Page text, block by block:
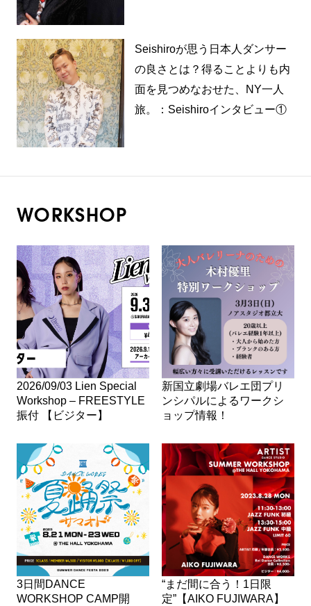
Seishiroが思う日本人ダンサー
の良さとは？得ることよりも内
面を見つめなおせた、NY一人
旅。：Seishiroインタビュー①
WORKSHOP
2026/09/03 Lien Special
Workshop – FREESTYLE
振付 【ビジター】
新国立劇場バレエ団プリ
ンシパルによるワークシ
ョップ情報！
3日間DANCE
WORKSHOP CAMP開
“まだ間に合う！1日限
定”【AIKO FUJIWARA】